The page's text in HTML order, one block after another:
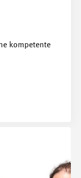
kompetente